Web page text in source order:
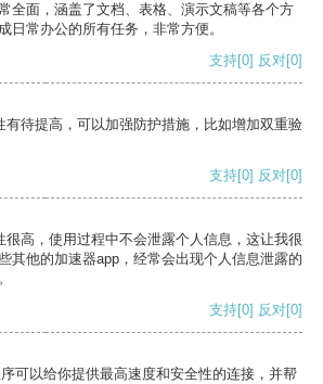
全面，涵盖了文档、表格、演示文稿等各个方
日常办公的所有任务，非常方便。
支持[0] 反对[0]
有待提高，可以加强防护措施，比如增加双重验
支持[0] 反对[0]
很高，使用过程中不会泄露个人信息，这让我很
其他的加速器app，经常会出现个人信息泄露的
支持[0] 反对[0]
可以给你提供最高速度和安全性的连接，并帮